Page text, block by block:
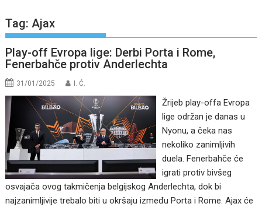
Tag:Ajax
Play-off Evropa lige: Derbi Porta i Rome,
Fenerbahče protiv Anderlechta
31/01/2025 I. Ć.
Žrijeb play-offa Evropa
lige održan je danas u
Nyonu, a čeka nas
nekoliko zanimljivih
duela. Fenerbahče će
igrati protiv bivšeg
osvajača ovog takmičenja belgijskog Anderlechta, dok bi
najzanimljivije trebalo biti u okršaju između Porta i Rome. Ajax će